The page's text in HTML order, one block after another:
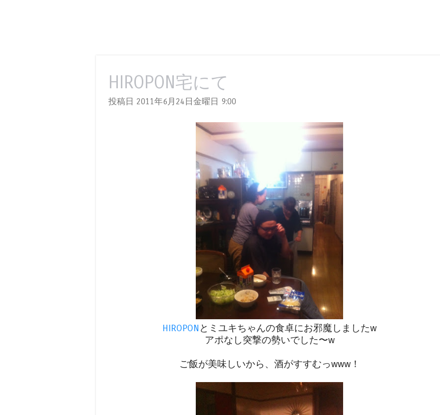
HIROPON宅にて
投稿日 2011年6月24日金曜日 9:00
HIROPON とミユキちゃんの食卓にお邪魔しましたw
アポなし突撃の勢いでした〜w
ご飯が美味しいから、酒がすすむっwww！